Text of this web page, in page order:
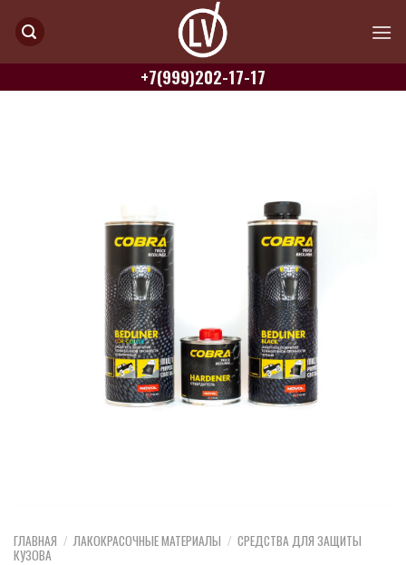
+7(999)202-17-17
ГЛАВНАЯ / ЛАКОКРАСОЧНЫЕ МАТЕРИАЛЫ / СРЕДСТВА ДЛЯ ЗАЩИТЫ
КУЗОВА